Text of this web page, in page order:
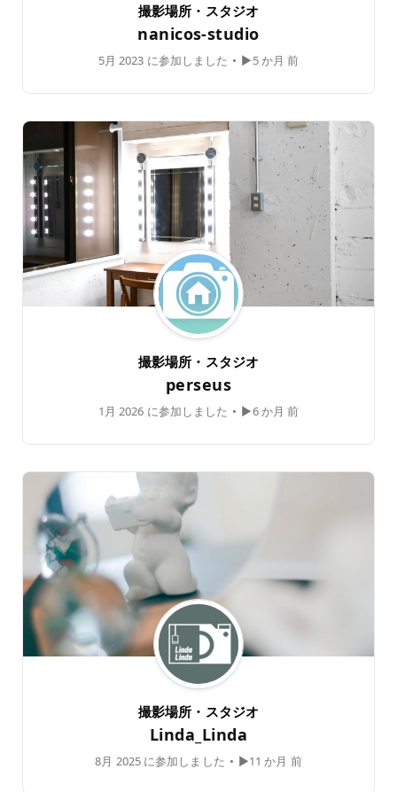
撮影場所・スタジオ
nanicos-studio
5月 2023 に参加しました • ▶5 か月 前
撮影場所・スタジオ
perseus
1月 2026 に参加しました • ▶6 か月 前
撮影場所・スタジオ
Linda_Linda
8月 2025 に参加しました • ▶11 か月 前